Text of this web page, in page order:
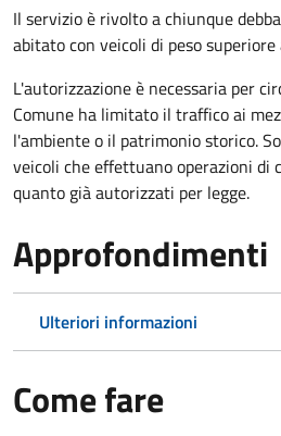
Il servizio è rivolto a chiunque
abitato con veicoli di peso
L'autorizzazione è necessaria per
Comune ha limitato il traffico ai
l'ambiente o il patrimonio storico.
veicoli che effettuano operazioni di
quanto già autorizzati per legge.
Approfondimenti
Ulteriori informazioni
Come fare